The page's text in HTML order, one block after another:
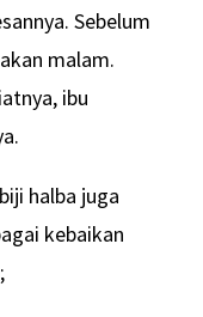
Sebelum
malam.
ibu
halba juga
kebaikan